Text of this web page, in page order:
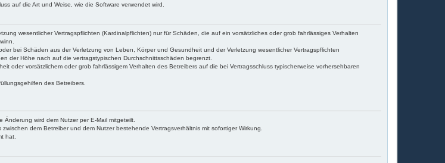
auf die Art und Weise, wie die Software verwendet wird.
wesentlicher Vertragspflichten (Kardinalpflichten) nur für Schäden, die auf ein vorsätzliches oder grob fahrlässiges Verhalten
bei Schäden aus der Verletzung von Leben, Körper und Gesundheit und der Verletzung wesentlicher Vertragspflichten
der Höhe nach auf die vertragstypischen Durchschnittsschäden begrenzt.
oder vorsätzlichem oder grob fahrlässigem Verhalten des Betreibers auf die bei Vertragsschluss typischerweise vorhersehbaren
des Betreibers.
wird dem Nutzer per E-Mail mitgeteilt.
dem Betreiber und dem Nutzer bestehende Vertragsverhältnis mit sofortiger Wirkung.
hat.